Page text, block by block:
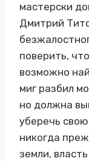
мастерски
Дмитрий
поверить,
возможно
миг разбил
но должна
уберечь
никогда
земли,